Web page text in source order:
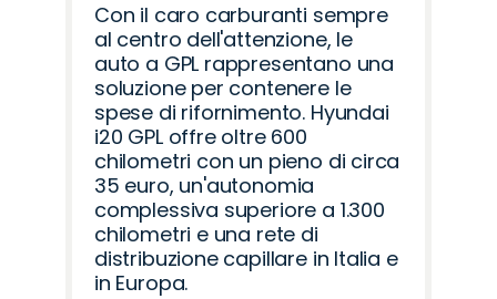
Con il caro carburanti sempre
al centro dell'attenzione, le
auto a GPL rappresentano una
soluzione per contenere le
spese di rifornimento. Hyundai
i20 GPL offre oltre 600
chilometri con un pieno di circa
35 euro, un'autonomia
complessiva superiore a 1.300
chilometri e una rete di
distribuzione capillare in Italia e
in Europa.